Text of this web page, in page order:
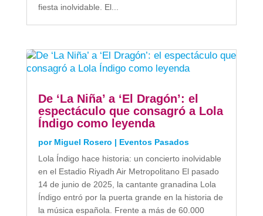
fiesta inolvidable. El...
De ‘La Niña’ a ‘El Dragón’: el
espectáculo que consagró a Lola
Índigo como leyenda
por Miguel Rosero | Eventos Pasados
Lola Índigo hace historia: un concierto inolvidable
en el Estadio Riyadh Air Metropolitano El pasado
14 de junio de 2025, la cantante granadina Lola
Índigo entró por la puerta grande en la historia de
la música española. Frente a más de 60.000